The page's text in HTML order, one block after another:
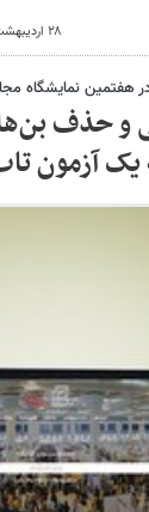
۲۸ اردیبهشت ۱۴۰۵ - ۱۴:۰۰
هفتمین نمایشگاه
و حذف
آزمون